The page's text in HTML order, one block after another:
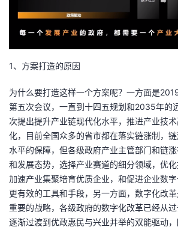
1、方案打造的原因
为什么要打造这样一个方案呢？一方面是
第五次会议，一直到十四五规划和2035年的
次提出提升产业链现代化水平，推进产业技
化，目前全国众多的省市都在落实链涨制，
水平的保障，但各级政府产业主管部门和链
和发展态势，选择产业赛道的细分领域，优化
加速产业集聚培育优质企业，和促进企业数
更有效的工具和手段，另一方面，数字化改
重要的战略，各级政府的数字化改革已经从
逐渐过渡到优政惠民与兴业并举的双能驱动